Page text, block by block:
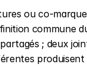
ou co-
commune
; deux
produisent